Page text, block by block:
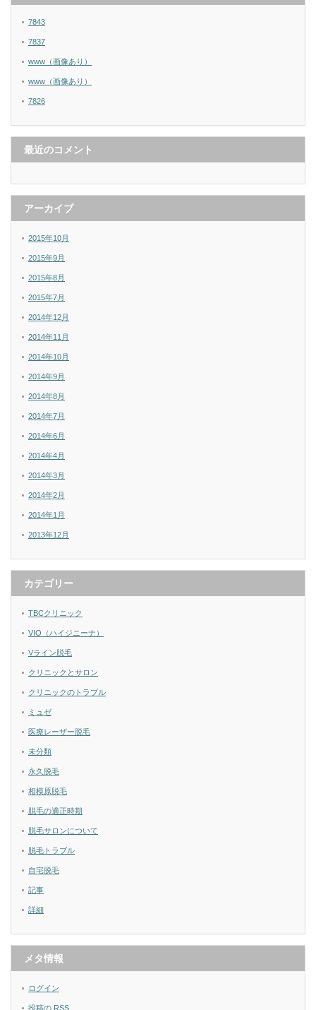
7843
7837
www（画像あり）
www（画像あり）
7826
最近のコメント
アーカイブ
2015年10月
2015年9月
2015年8月
2015年7月
2014年12月
2014年11月
2014年10月
2014年9月
2014年8月
2014年7月
2014年6月
2014年4月
2014年3月
2014年2月
2014年1月
2013年12月
カテゴリー
TBCクリニック
VIO（ハイジニーナ）
Vライン脱毛
クリニックとサロン
クリニックのトラブル
ミュゼ
医療レーザー脱毛
未分類
永久脱毛
相模原脱毛
脱毛の適正時期
脱毛サロンについて
脱毛トラブル
自宅脱毛
記事
詳細
メタ情報
ログイン
投稿の RSS